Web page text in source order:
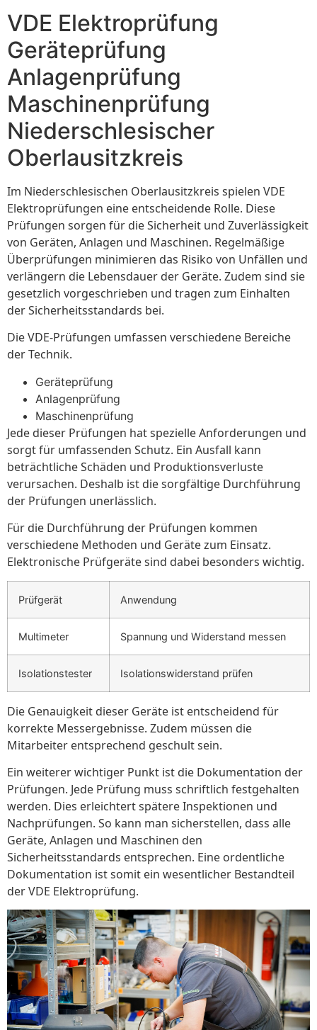
VDE Elektroprüfung
Geräteprüfung
Anlagenprüfung
Maschinenprüfung
Niederschlesischer
Oberlausitzkreis
Im Niederschlesischen Oberlausitzkreis spielen VDE
Elektroprüfungen eine entscheidende Rolle. Diese
Prüfungen sorgen für die Sicherheit und Zuverlässigkeit
von Geräten, Anlagen und Maschinen. Regelmäßige
Überprüfungen minimieren das Risiko von Unfällen und
verlängern die Lebensdauer der Geräte. Zudem sind sie
gesetzlich vorgeschrieben und tragen zum Einhalten
der Sicherheitsstandards bei.
Die VDE-Prüfungen umfassen verschiedene Bereiche
der Technik.
Geräteprüfung
Anlagenprüfung
Maschinenprüfung
Jede dieser Prüfungen hat spezielle Anforderungen und
sorgt für umfassenden Schutz. Ein Ausfall kann
beträchtliche Schäden und Produktionsverluste
verursachen. Deshalb ist die sorgfältige Durchführung
der Prüfungen unerlässlich.
Für die Durchführung der Prüfungen kommen
verschiedene Methoden und Geräte zum Einsatz.
Elektronische Prüfgeräte sind dabei besonders wichtig.
Prüfgerät Anwendung
Multimeter Spannung und Widerstand messen
Isolationstester Isolationswiderstand prüfen
Die Genauigkeit dieser Geräte ist entscheidend für
korrekte Messergebnisse. Zudem müssen die
Mitarbeiter entsprechend geschult sein.
Ein weiterer wichtiger Punkt ist die Dokumentation der
Prüfungen. Jede Prüfung muss schriftlich festgehalten
werden. Dies erleichtert spätere Inspektionen und
Nachprüfungen. So kann man sicherstellen, dass alle
Geräte, Anlagen und Maschinen den
Sicherheitsstandards entsprechen. Eine ordentliche
Dokumentation ist somit ein wesentlicher Bestandteil
der VDE Elektroprüfung.